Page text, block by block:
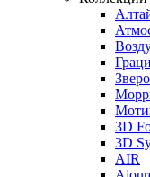
3D
3D
AIR